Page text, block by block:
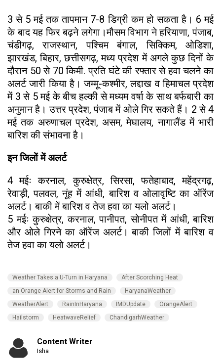
3 से 5 मई तक तापमान 7-8 डिग्री कम हो सकता है। 6 मई
के बाद यह फिर बढ़ने लगेगा।मौसम विभाग ने हरियाणा, पंजाब,
चंडीगढ़, राजस्थान, पश्चिम बंगाल, सिक्किम, ओडिशा,
झारखंड, बिहार, छत्तीसगढ़, मध्य प्रदेश में अगले कुछ दिनों के
दौरान 50 से 70 किमी. प्रति घंटे की रफ्तार से हवा चलने का
अलर्ट जारी किया है। जम्मू-कश्मीर, लद्दाख व हिमाचल प्रदेश
में 3 से 5 मई के बीच हल्की से मध्यम वर्षा के साथ बर्फबारी का
अनुमान है। उत्तर प्रदेश, पंजाब में ओले गिर सकते हैं। 2 से 4
मई तक अरुणाचल प्रदेश, असम, मेघालय, नागालैंड में भारी
बारिश की संभावना है।
इन जिलों में अलर्ट
4 मईः करनाल, कुरुक्षेत्र, सिरसा, फतेहाबाद, महेंद्रगढ़,
रेवाड़ी, पलवल, नूंह में आंधी, बारिश व ओलावृष्टि का ऑरेंज
अलर्ट। बाकी में बारिश व तेज हवा का यलो अलर्ट।
5 मईः कुरुक्षेत्र, करनाल, पानीपत, सोनीपत में आंधी, बारिश
और ओले गिरने का ऑरेंज अलर्ट। बाकी जिलों में बारिश व
तेज हवा का यलो अलर्ट।
Weather Takes a U-Turn in Haryana
After Scorching Heat
an Orange Alert for Storms and Rain
HaryanaWeather
WeatherAlert
RainInHaryana IMDUpdate
OrangeAlert
Hailstorm
HeatwaveRelief ChandigarhWeather
Content Writer
Isha